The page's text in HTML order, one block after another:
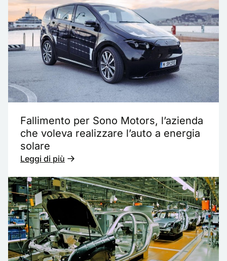
Fallimento per Sono Motors, l’azienda
che voleva realizzare l’auto a energia
solare
Leggi di più